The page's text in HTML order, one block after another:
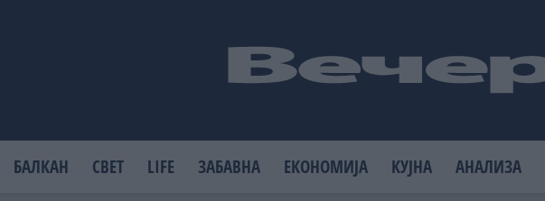
БАЛКАН СВЕТ LIFE ЗАБАВНА ЕКОНОМИЈА КУЈНА АНАЛИЗА